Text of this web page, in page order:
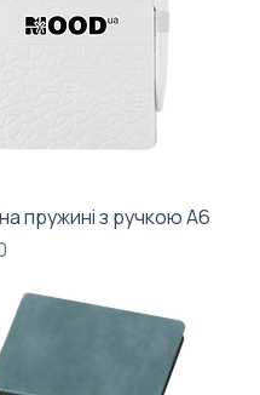
пружині з ручкою А6